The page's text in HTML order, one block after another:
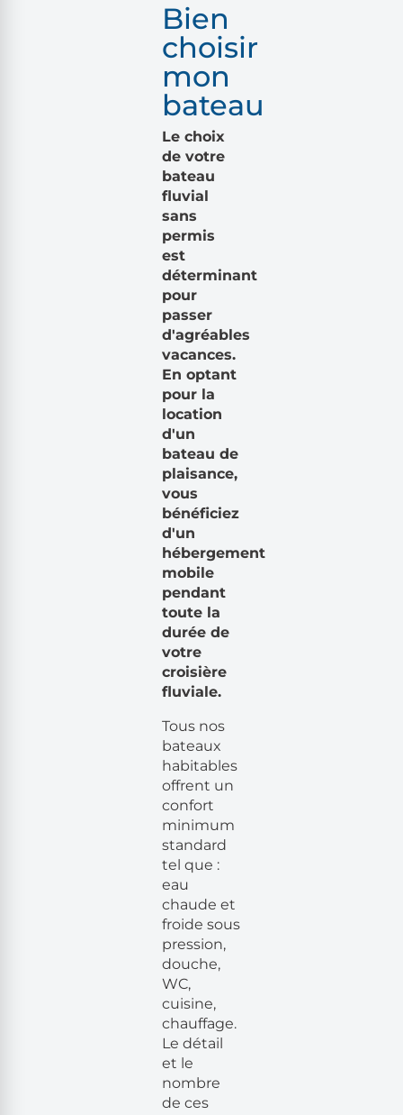
Bien
choisir
mon
bateau
Le choix
de votre
bateau
fluvial
sans
permis
est
déterminant
pour
passer
d'agréables
vacances.
En optant
pour la
location
d'un
bateau de
plaisance,
vous
bénéficiez
d'un
hébergement
mobile
pendant
toute la
durée de
votre
croisière
fluviale.
Tous nos
bateaux
habitables
offrent un
confort
minimum
standard
tel que :
eau
chaude et
froide sous
pression,
douche,
WC,
cuisine,
chauffage.
Le détail
et le
nombre
de ces